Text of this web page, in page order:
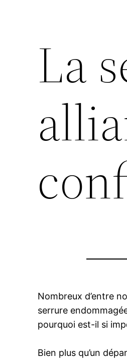
La
Nombreux d’entre
serrure
pourquoi est-il si
Bien plus qu’un